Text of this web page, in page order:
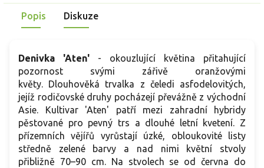
Popis Diskuze
Denivka 'Aten' - okouzlující květina přitahující
pozornost svými zářivě oranžovými
květy. Dlouhověká trvalka z čeledi asfodelovitých,
jejíž rodičovské druhy pocházejí převážně z východní
Asie. Kultivar 'Aten' patří mezi zahradní hybridy
pěstované pro pevný trs a dlouhé letní kvetení. Z
přízemních vějířů vyrůstají úzké, obloukovité listy
středně zelené barvy a nad nimi květní stvoly
přibližně 70–90 cm. Na stvolech se od června do